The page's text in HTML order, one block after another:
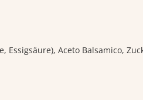
Essigsäure), Aceto Balsamico,